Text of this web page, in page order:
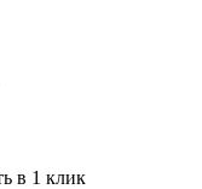
в 1 клик